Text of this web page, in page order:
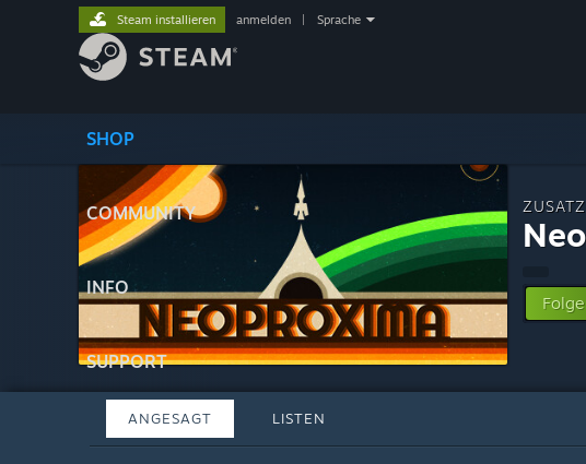
SHOP
COMMUNITY
INFO
SUPPORT
Steam installieren anmelden Sprache
ANGESAGT LISTEN